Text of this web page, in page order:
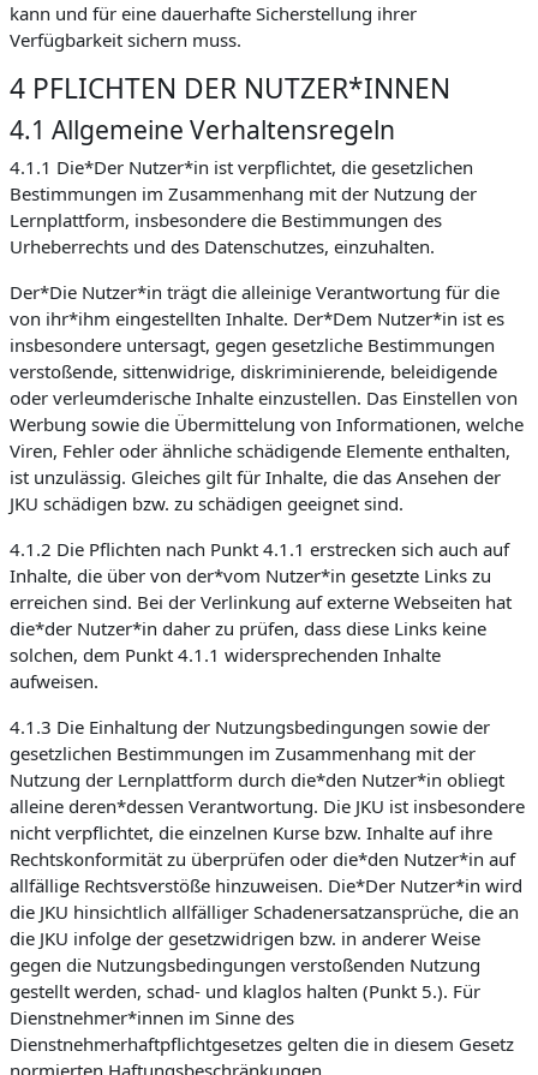
kann und für eine dauerhafte Sicherstellung ihrer
Verfügbarkeit sichern muss.
4 PFLICHTEN DER NUTZER*INNEN
4.1 Allgemeine Verhaltensregeln
4.1.1 Die*Der Nutzer*in ist verpflichtet, die gesetzlichen
Bestimmungen im Zusammenhang mit der Nutzung der
Lernplattform, insbesondere die Bestimmungen des
Urheberrechts und des Datenschutzes, einzuhalten.
Der*Die Nutzer*in trägt die alleinige Verantwortung für die
von ihr*ihm eingestellten Inhalte. Der*Dem Nutzer*in ist es
insbesondere untersagt, gegen gesetzliche Bestimmungen
verstoßende, sittenwidrige, diskriminierende, beleidigende
oder verleumderische Inhalte einzustellen. Das Einstellen von
Werbung sowie die Übermittelung von Informationen, welche
Viren, Fehler oder ähnliche schädigende Elemente enthalten,
ist unzulässig. Gleiches gilt für Inhalte, die das Ansehen der
JKU schädigen bzw. zu schädigen geeignet sind.
4.1.2 Die Pflichten nach Punkt 4.1.1 erstrecken sich auch auf
Inhalte, die über von der*vom Nutzer*in gesetzte Links zu
erreichen sind. Bei der Verlinkung auf externe Webseiten hat
die*der Nutzer*in daher zu prüfen, dass diese Links keine
solchen, dem Punkt 4.1.1 widersprechenden Inhalte
aufweisen.
4.1.3 Die Einhaltung der Nutzungsbedingungen sowie der
gesetzlichen Bestimmungen im Zusammenhang mit der
Nutzung der Lernplattform durch die*den Nutzer*in obliegt
alleine deren*dessen Verantwortung. Die JKU ist insbesondere
nicht verpflichtet, die einzelnen Kurse bzw. Inhalte auf ihre
Rechtskonformität zu überprüfen oder die*den Nutzer*in auf
allfällige Rechtsverstöße hinzuweisen. Die*Der Nutzer*in wird
die JKU hinsichtlich allfälliger Schadenersatzansprüche, die an
die JKU infolge der gesetzwidrigen bzw. in anderer Weise
gegen die Nutzungsbedingungen verstoßenden Nutzung
gestellt werden, schad- und klaglos halten (Punkt 5.). Für
Dienstnehmer*innen im Sinne des
Dienstnehmerhaftpflichtgesetzes gelten die in diesem Gesetz
normierten Haftungsbeschränkungen.